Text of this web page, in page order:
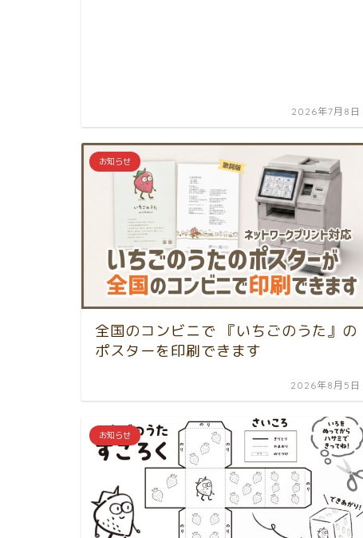
2026年7月8日
お知らせ
全国のコンビニで 『いちごのうた』の
ポスターを印刷できます
2026年8月5日
お知らせ